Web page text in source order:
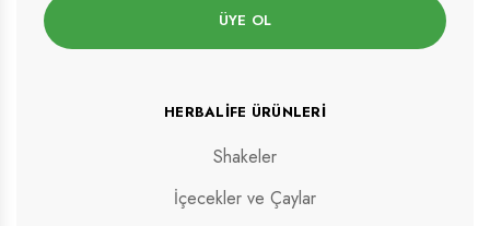
ÜYE OL
HERBALIFE ÜRÜNLERI
Shakeler
İçecekler ve Çaylar